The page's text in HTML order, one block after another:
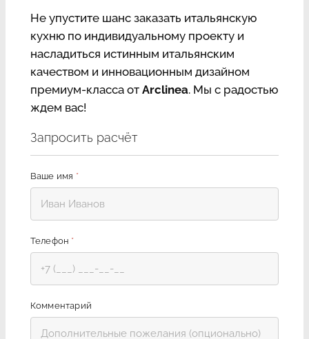
Не упустите шанс заказать итальянскую
кухню по индивидуальному проекту и
насладиться истинным итальянским
качеством и инновационным дизайном
премиум-класса от Arclinea. Мы с радостью
ждем вас!
Запросить расчёт
Ваше имя *
Телефон *
Комментарий